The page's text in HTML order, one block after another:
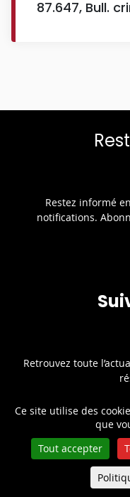
Ce site utilise des
que
Tout accepter
87.647, Bull.
Restez informé
notifications.
Retrouvez toute
on
Share
on
Queue-Fair